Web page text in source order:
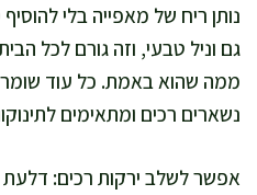
נותן ריח של מאפייה בלי
גם וניל טבעי, וזה גורם לכל
ממה שהוא באמת. כל עוד
נשארים רכים ומתאימים
אפשר לשלב ירקות רכים: